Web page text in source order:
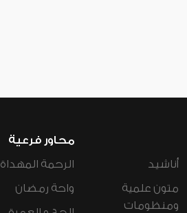
أناشيد
متون علمية
ومنظومات
محاور فرعية
الرحمة المهداة
واحة رمضان